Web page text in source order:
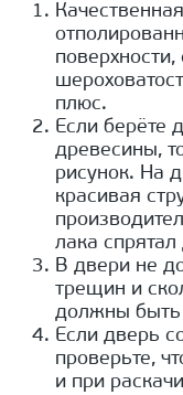
поверхности,
плюс.
Если берёте
древесины,
рисунок. На
красивая
лака
В двери не
трещин и
должны быть
Если дверь
проверьте,
и при